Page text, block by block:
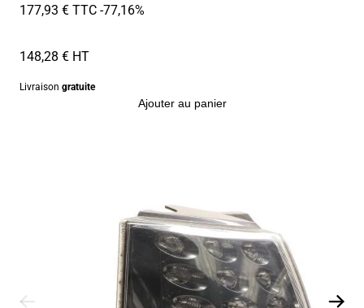
177,93 € TTC-77,16%
148,28 € HT
Livraison gratuite
Ajouter au panier